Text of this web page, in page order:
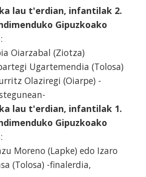
lau t'erdian, infantilak 2.
Gipuzkoako
:
Oiarzabal (Ziotza)
Ugartemendia (Tolosa)
Olaziregi (Oiarpe) -
lau t'erdian, infantilak 1.
Gipuzkoako
:
Moreno (Lapke) edo Izaro
(Tolosa) -finalerdia,